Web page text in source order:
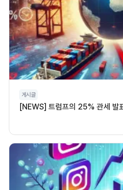
게시글
[NEWS] 트럼프의 25% 관세 발